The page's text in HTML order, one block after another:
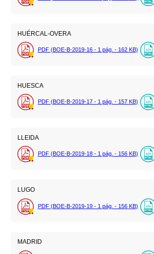
HUÉRCAL-OVERA
PDF (BOE-B-2019-16 - 1 pág. - 162 KB)
HUESCA
PDF (BOE-B-2019-17 - 1 pág. - 157 KB)
LLEIDA
PDF (BOE-B-2019-18 - 1 pág. - 156 KB)
LUGO
PDF (BOE-B-2019-19 - 1 pág. - 156 KB)
MADRID